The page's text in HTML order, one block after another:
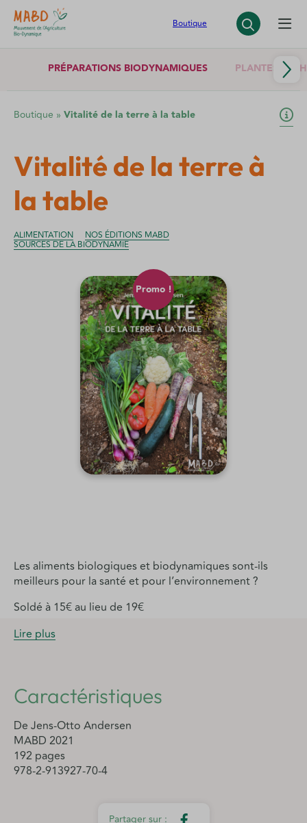
Panneau de gestion des cookies
Boutique
PRÉPARATIONS BIODYNAMIQUES PLANTES
Boutique » Vitalité de la terre à la table
Promo !
Vitalité de la terre à
la table
ALIMENTATION NOS ÉDITIONS MABD
SOURCES DE LA BIODYNAMIE
Les aliments biologiques et biodynamiques sont-ils
meilleurs pour la santé et pour l’environnement ?
Soldé à 15€ au lieu de 19€
Lire plus
Caractéristiques
De Jens-Otto Andersen
MABD 2021
192 pages
978-2-913927-70-4